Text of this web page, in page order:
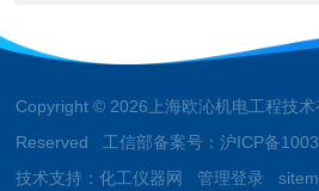
Copyright © 2026上海欧沁机电工程技
Reserved 工信部备案号：沪ICP备
技术支持：化工仪器网 管理登录